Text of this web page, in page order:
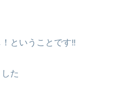
ということです‼︎
た